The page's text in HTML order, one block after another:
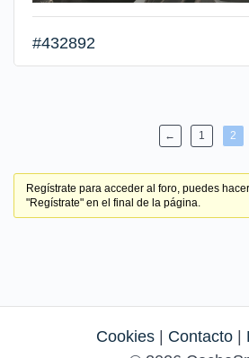
#432892
← 1 2
Regístrate para acceder al foro, puedes
"Regístrate" en el final de la página.
Cookies Contacto